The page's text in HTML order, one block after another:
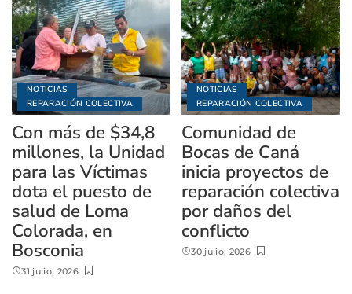
NOTICIAS
REPARACIÓN COLECTIVA
Con más de $34,8
millones, la Unidad
para las Víctimas
dota el puesto de
salud de Loma
Colorada, en
Bosconia
31 julio, 2026
NOTICIAS
REPARACIÓN COLECTIVA
Comunidad de
Bocas de Caná
inicia proyectos de
reparación colectiva
por daños del
conflicto
30 julio, 2026